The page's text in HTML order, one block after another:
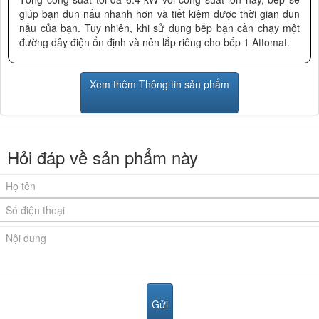
giúp bạn đun nấu nhanh hơn và tiết kiệm được thời gian đun
nấu của bạn. Tuy nhiên, khi sử dụng bếp bạn cần chạy một
đường dây điện ổn định và nên lắp riêng cho bếp 1 Attomat.
Bếp điện từ cao cấp sử dụng Mặt kính Schott Ceran có khả
năng chịu lực, chịu nhiệt, cạnh kính dạng vòm tăng cường độ
tăng độ mềm mại, tinh tế của sản phẩm. Khi cần vệ sinh chỉ
cần một chiếc khăn mềm ẩm là đã có thể làm sạch mặt bếp
-Tiện lợi: Bàn phím điều khiển cảm ứng dạng trượt Slider
thông minh giúp mọi thao tác trở lên dễ dàng. Bếp có 9 mức
điều chỉnh nhiệt, chức năng tự động tắt bếp khi nguồn điện
không ổn định, khóa an toàn, chức năng cảnh báo nhiệt dư,
tự động nhận kích cỡ nồi, tính năng hẹn giờ tiện dụng.
có thể chọn chức năng này, công suất sẽ đạt cực đại ngay lập
tức không cần nhấn tăng nhiều lần.
Xem thêm Thông tin sản phẩm
Hỏi đáp về sản phẩm này